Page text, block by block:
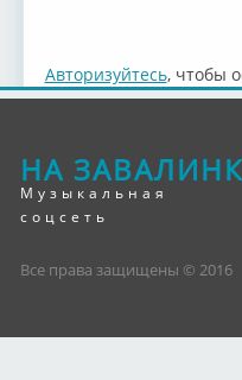
Авторизуйтесь, чтобы
НА
Музыкальная
соцсеть
Все права защищены © 2016